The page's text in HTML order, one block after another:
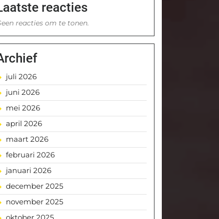
reacties
reacties om te tonen.
juli 2026
juni 2026
mei 2026
april 2026
maart 2026
februari 2026
januari 2026
december 2025
november 2025